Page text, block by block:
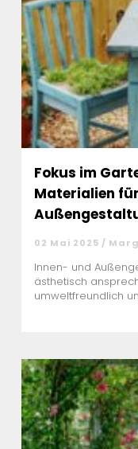
Fokus im
Materialien
02 Mai 2025 /
Innen- und
ästhetisch
umweltfreundlich